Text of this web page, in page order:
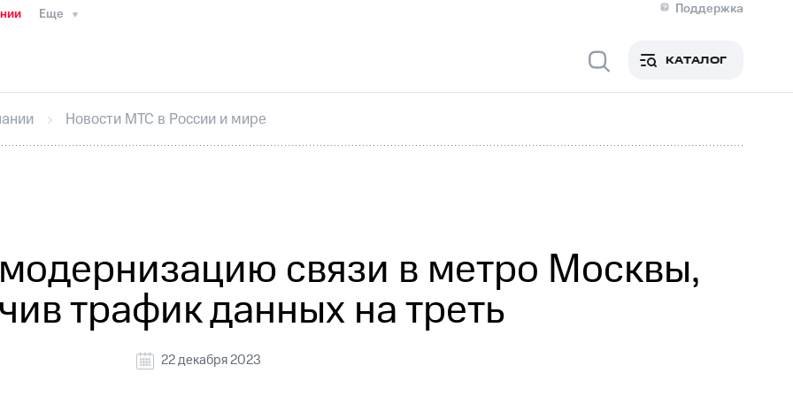
Еще
Поддержка
Медиа-центр
ИнтервьюФинансовая отчетностьКонтактыНовости в регионе
секретарьРаскрытие информации
кабинет акционераАкционерный капиталКонтроль и аудитРынок акций
КАТАЛОГ
Новости МТС в России и мире
связи в метро Москвы,
трафик данных на треть
22 декабря 2023